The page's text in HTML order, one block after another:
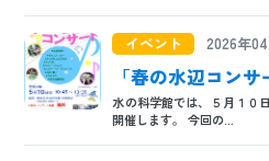
イベント 2026年
「春の水辺コン
水の科学館では、５月１０
開催します。 今回の...